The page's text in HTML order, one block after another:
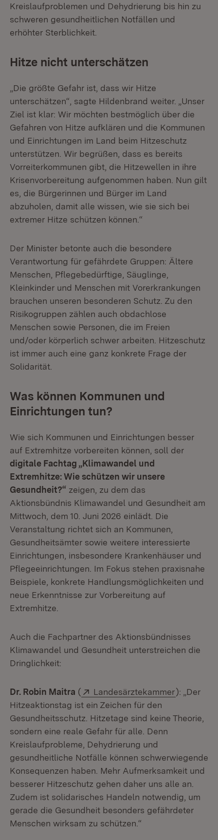
Kreislaufproblemen und Dehydrierung bis hin zu
schweren gesundheitlichen Notfällen und
erhöhter Sterblichkeit.
Hitze nicht unterschätzen
„Die größte Gefahr ist, dass wir Hitze
unterschätzen“, sagte Hildenbrand weiter. „Unser
Ziel ist klar: Wir möchten bestmöglich über die
Gefahren von Hitze aufklären und die Kommunen
und Einrichtungen im Land beim Hitzeschutz
unterstützen. Wir begrüßen, dass es bereits
Vorreiterkommunen gibt, die Hitzewellen in ihre
Krisenvorbereitung aufgenommen haben. Nun gilt
es, die Bürgerinnen und Bürger im Land
abzuholen, damit alle wissen, wie sie sich bei
extremer Hitze schützen können.“
Der Minister betonte auch die besondere
Verantwortung für gefährdete Gruppen: Ältere
Menschen, Pflegebedürftige, Säuglinge,
Kleinkinder und Menschen mit Vorerkrankungen
brauchen unseren besonderen Schutz. Zu den
Risikogruppen zählen auch obdachlose
Menschen sowie Personen, die im Freien
und/oder körperlich schwer arbeiten. Hitzeschutz
ist immer auch eine ganz konkrete Frage der
Solidarität.
Was können Kommunen und
Einrichtungen tun?
Wie sich Kommunen und Einrichtungen besser
auf Extremhitze vorbereiten können, soll der
digitale Fachtag „Klimawandel und
Extremhitze: Wie schützen wir unsere
Gesundheit?“ zeigen, zu dem das
Aktionsbündnis Klimawandel und Gesundheit am
Mittwoch, dem 10. Juni 2026 einlädt. Die
Veranstaltung richtet sich an Kommunen,
Gesundheitsämter sowie weitere interessierte
Einrichtungen, insbesondere Krankenhäuser und
Pflegeeinrichtungen. Im Fokus stehen praxisnahe
Beispiele, konkrete Handlungsmöglichkeiten und
neue Erkenntnisse zur Vorbereitung auf
Extremhitze.
Auch die Fachpartner des Aktionsbündnisses
Klimawandel und Gesundheit unterstreichen die
Dringlichkeit:
Dr. Robin Maitra ( Extern:
Landesärztekammer(Öffnet in
): „Der
Hitzeaktionstag ist ein Zeichen für den
Gesundheitsschutz. Hitzetage sind keine Theorie,
sondern eine reale Gefahr für alle. Denn
Kreislaufprobleme, Dehydrierung und
gesundheitliche Notfälle können schwerwiegende
Konsequenzen haben. Mehr Aufmerksamkeit und
besserer Hitzeschutz gehen daher uns alle an.
Zudem ist solidarisches Handeln notwendig, um
gerade die Gesundheit besonders gefährdeter
Menschen wirksam zu schützen.“